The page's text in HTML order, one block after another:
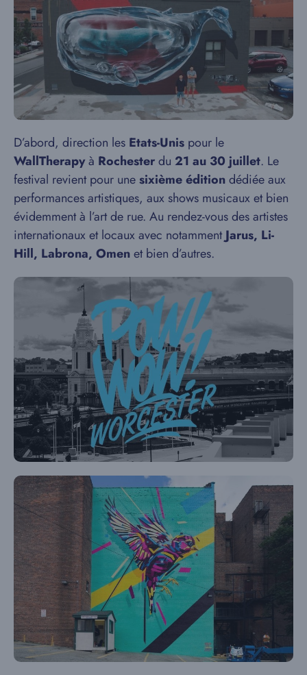
D’abord, direction les Etats-Unis pour le
WallTherapyà Rochesterdu 21 au 30 juillet. Le
festival revient pour unesixième éditiondédiée aux
performances artistiques, aux shows musicaux et bien
évidemment à l’art de rue. Au rendez-vous des artistes
internationaux et locaux avec notammentJarus, Li-
Hill, Labrona, Omenet bien d’autres.